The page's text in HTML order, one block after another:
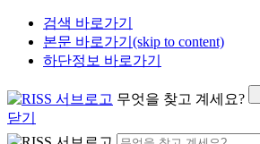
검색 바로가기
본문 바로가기(skip to content)
하단정보 바로가기
무엇을 찾고 계세요?
닫기